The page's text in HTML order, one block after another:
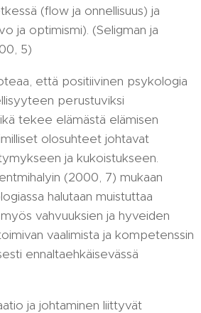
(flow ja onnellisuus) ja
ja optimismi). (Seligman ja
5)
että positiivinen psykologia
perustuviksi
tekee elämästä elämisen
olosuhteet johtavat
ja kukoistukseen.
(2000, 7) mukaan
halutaan muistuttaa
vahvuuksien ja hyveiden
vaalimista ja kompetenssin
ennaltaehkäisevässä
ja johtaminen liittyvät